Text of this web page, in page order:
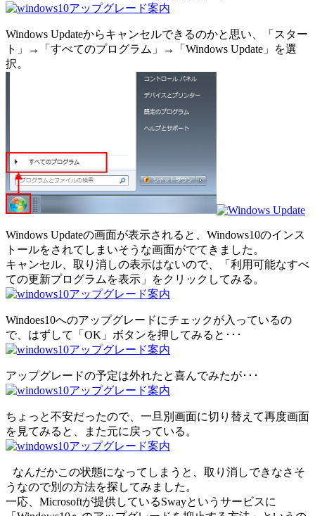
Windows Updateからキャンセルできるのかと思い、「スター
ト」→「すべてのプログラム」→「Windows Update」を選
択。
Windows Updateの画面が表示されると、Windows10のインス
トールをされてしまいそうな画面がでてきました。
キャンセル、取り消しの表示はないので、「利用可能なすべ
ての更新プログラムを表示」をクリックしてみる。
Windoes10へのアップグレードにチェックが入っているの
で、はずして「OK」ボタンを押してみると･･･
アップグレードの予定は外れたと喜んでみたが･･･
ちょっと不安だったので、一旦別画面に切り替えて再度画面
を見てみると、また元に戻っている。
なんだかこの状態になってしまうと、取り消しできなさそ
うなので別の方法を探してみました。
一応、Microsoftが提供しているSwayというサービスに